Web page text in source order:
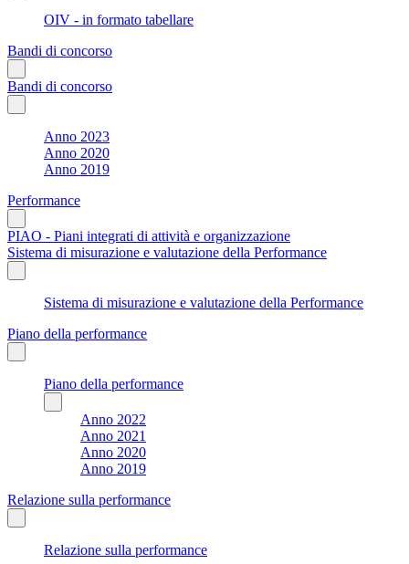
OIV - in formato tabellare
Bandi di concorso
Bandi di concorso
Anno 2023
Anno 2020
Anno 2019
Performance
PIAO - Piani integrati di attività e organizzazione
Sistema di misurazione e valutazione della Performance
Sistema di misurazione e valutazione della Performance
Piano della performance
Piano della performance
Anno 2022
Anno 2021
Anno 2020
Anno 2019
Relazione sulla performance
Relazione sulla performance